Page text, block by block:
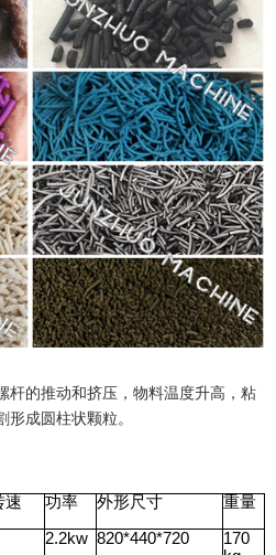
杆的推动和挤压，物料温度升高，粘
成圆柱状颗粒。
速 功率 外形尺寸 重量
2.2kw 820*440*720
170